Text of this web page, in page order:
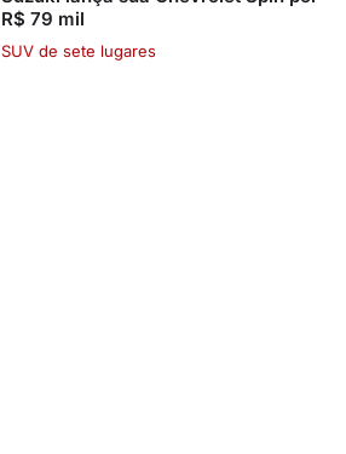
R$ 79 mil
SUV de sete lugares